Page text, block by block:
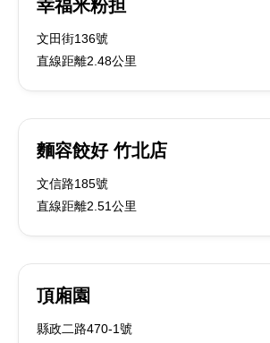
幸福米粉担
文田街136號
直線距離2.48公里
麵容餃好 竹北店
文信路185號
直線距離2.51公里
頂廂園
縣政二路470-1號